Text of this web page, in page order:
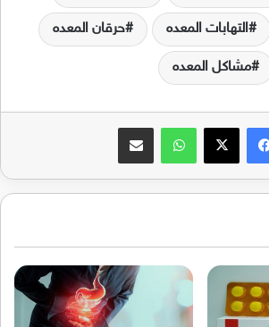
التهابات المعده حرقان المعده
مشاكل المعده
فيسبوك‫X واتساب مشاركة عبر البريد